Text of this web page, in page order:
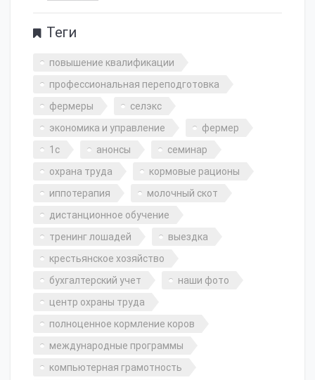
Теги
повышение квалификации
профессиональная переподготовка
фермеры
селэкс
экономика и управление
фермер
1с
анонсы
семинар
охрана труда
кормовые рационы
иппотерапия
молочный скот
дистанционное обучение
тренинг лошадей
выездка
крестьянское хозяйство
бухгалтерский учет
наши фото
центр охраны труда
полноценное кормление коров
международные программы
компьютерная грамотность